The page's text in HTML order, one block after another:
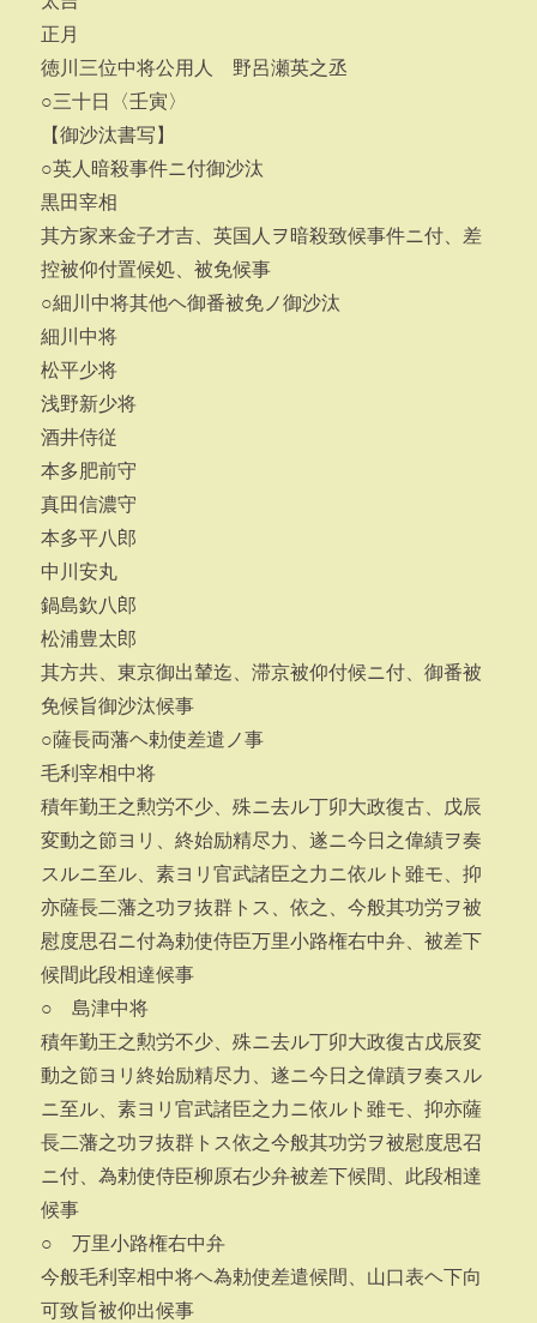
正月
徳川三位中将公用人 野呂瀬英之丞
○三十日〈壬寅〉
【御沙汰書写】
○英人暗殺事件ニ付御沙汰
黒田宰相
其方家来金子才吉、英国人ヲ暗殺致候事件ニ付、差
控被仰付置候処、被免候事
○細川中将其他ヘ御番被免ノ御沙汰
細川中将
松平少将
浅野新少将
酒井侍従
本多肥前守
真田信濃守
本多平八郎
中川安丸
鍋島欽八郎
松浦豊太郎
其方共、東京御出輦迄、滞京被仰付候ニ付、御番被
免候旨御沙汰候事
○薩長両藩ヘ勅使差遣ノ事
毛利宰相中将
積年勤王之勲労不少、殊ニ去ル丁卯大政復古、戊辰
変動之節ヨリ、終始励精尽力、遂ニ今日之偉績ヲ奏
スルニ至ル、素ヨリ官武諸臣之力ニ依ルト雖モ、抑
亦薩長二藩之功ヲ抜群トス、依之、今般其功労ヲ被
慰度思召ニ付為勅使侍臣万里小路権右中弁、被差下
候間此段相達候事
○ 島津中将
積年勤王之勲労不少、殊ニ去ル丁卯大政復古戊辰変
動之節ヨリ終始励精尽力、遂ニ今日之偉蹟ヲ奏スル
ニ至ル、素ヨリ官武諸臣之力ニ依ルト雖モ、抑亦薩
長二藩之功ヲ抜群トス依之今般其功労ヲ被慰度思召
ニ付、為勅使侍臣柳原右少弁被差下候間、此段相達
候事
○ 万里小路権右中弁
今般毛利宰相中将ヘ為勅使差遣候間、山口表ヘ下向
可致旨被仰出候事